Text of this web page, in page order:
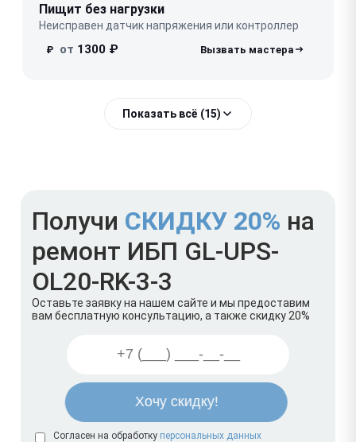
Пищит без нагрузки
Неисправен датчик напряжения или контроллер
₽ от 1300 ₽
Показать всё (15)
Получи СКИДКУ 20% на
ремонт ИБП GL-UPS-
OL20-RK-3-3
Оставьте заявку на нашем сайте и мы предоставим
вам бесплатную консультацию, а также скидку 20%
Согласен на обработку персональных данных